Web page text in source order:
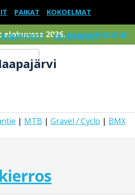
PAIKAT KOKOELMAT
KOMMENTIT RAJOITUKSET
Menu
2026.Lue tarkemmin
| MTB | Gravel / Cyclo | BMX